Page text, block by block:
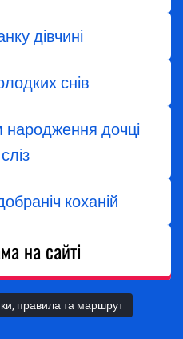
дівчині
снів
народження дочці
коханій
на сайті
правила та маршрут